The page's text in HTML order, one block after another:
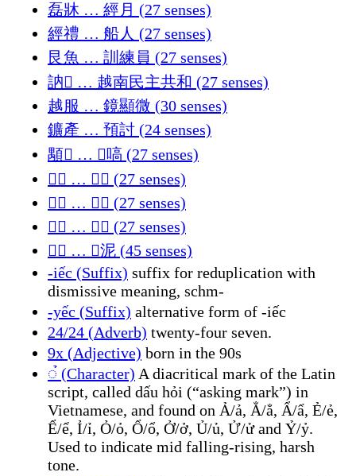
磊牀 … 經月 (27 senses)
經禮 … 船人 (27 senses)
艮魚 … 訓練員 (27 senses)
訥𧋆 … 越南民主共和 (27 senses)
越服 … 鏡顯微 (30 senses)
鑛產 … 預討 (24 senses)
顒𠶐 … 𠮿嗃 (27 senses)
𠰉𡂒 … 𡂳偈 (27 senses)
𡂳屍 … 𣵰洡 (27 senses)
𣷭橷 … 𦘧撝 (27 senses)
𦘧潙 … 𱴸泥 (45 senses)
-iếc (Suffix) suffix for reduplication with
dismissive meaning, schm-
-yếc (Suffix) alternative form of -iếc
24/24 (Adverb) twenty-four seven.
9x (Adjective) born in the 90s
◌̉ (Character) A diacritical mark of the Latin
script, called dấu hỏi (“asking mark”) in
Vietnamese, and found on Ả/ả, Ẳ/ẳ, Ẩ/ẩ, Ẻ/ẻ,
Ể/ể, Ỉ/ỉ, Ỏ/ỏ, Ổ/ổ, Ở/ở, Ủ/ủ, Ử/ử and Ỷ/ỷ.
Used to indicate mid falling-rising, harsh
tone.